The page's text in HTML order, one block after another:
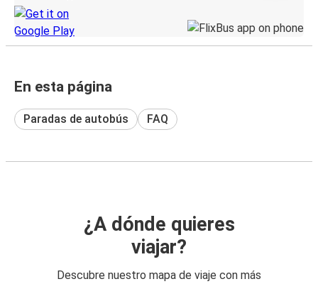
En esta página
Paradas de autobús FAQ
¿A dónde quieres
viajar?
Descubre nuestro mapa de viaje con más